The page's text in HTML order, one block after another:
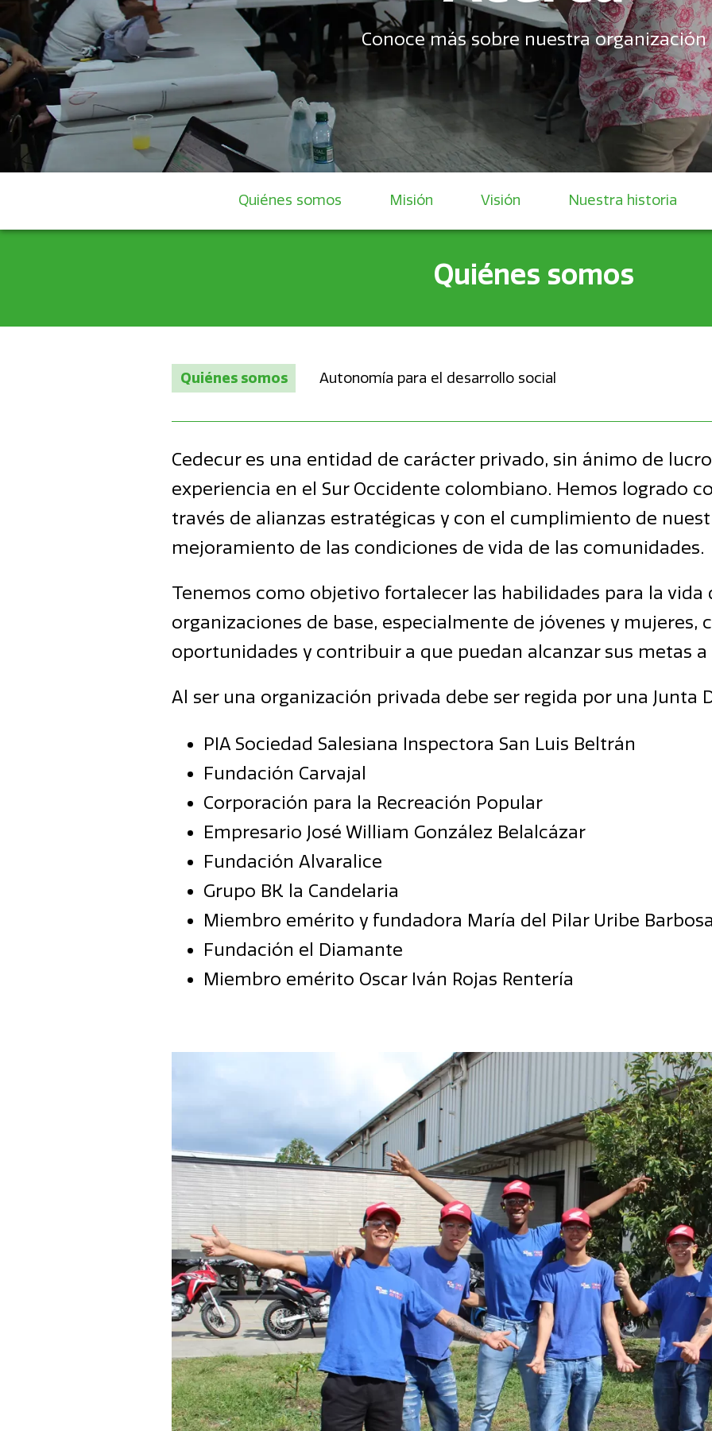
Conoce más sobre nuestra organización
Quiénes somos Misión Visión Nuestra historia
Quiénes somos
Quiénes somos Autonomía para el desarrollo social
Cedecur es una entidad de carácter privado, sin ánimo de
experiencia en el Sur Occidente colombiano. Hemos logrado
través de alianzas estratégicas y con el cumplimiento de
mejoramiento de las condiciones de vida de las comunidades.
Tenemos como objetivo fortalecer las habilidades para la vida
organizaciones de base, especialmente de jóvenes y mujeres,
oportunidades y contribuir a que puedan alcanzar sus metas
Al ser una organización privada debe ser regida por una Junta
PIA Sociedad Salesiana Inspectora San Luis Beltrán
Fundación Carvajal
Corporación para la Recreación Popular
Empresario José William González Belalcázar
Fundación Alvaralice
Grupo BK la Candelaria
Miembro emérito y fundadora María del Pilar Uribe
Fundación el Diamante
Miembro emérito Oscar Iván Rojas Rentería